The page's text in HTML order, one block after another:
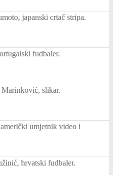
japanski crtač stripa.
fudbaler.
slikar.
umjetnik video i
hrvatski fudbaler.